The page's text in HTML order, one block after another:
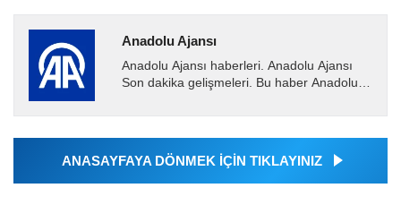
Anadolu Ajansı
Anadolu Ajansı haberleri. Anadolu Ajansı
Son dakika gelişmeleri. Bu haber Anadolu
Ajansı tarafından...
ANASAYFAYA DÖNMEK İÇİN TIKLAYINIZ